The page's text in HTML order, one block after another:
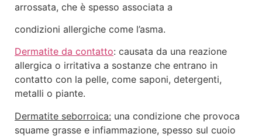
arrossata, che è spesso associata a
condizioni allergiche come l’asma.
Dermatite da contatto: causata da una reazione
allergica o irritativa a sostanze che entrano in
contatto con la pelle, come saponi, detergenti,
metalli o piante.
Dermatite seborroica: una condizione che provoca
squame grasse e infiammazione, spesso sul cuoio